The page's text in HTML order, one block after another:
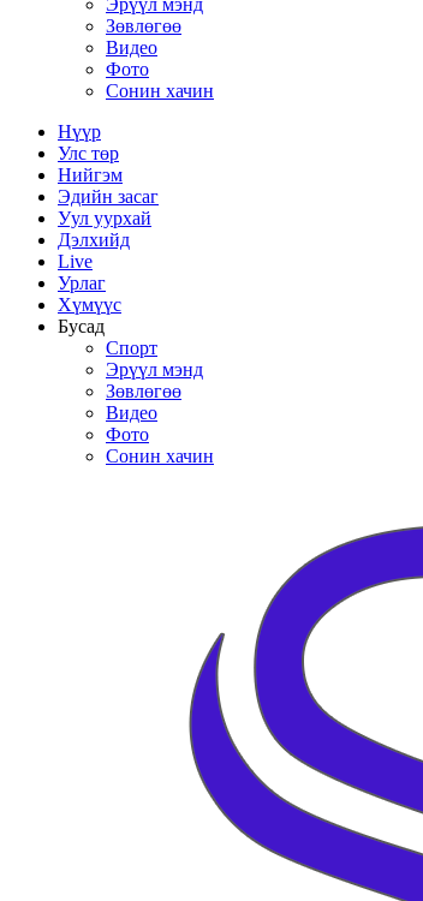
Эрүүл мэнд
Зөвлөгөө
Видео
Фото
Сонин хачин
Нүүр
Улс төр
Нийгэм
Эдийн засаг
Уул уурхай
Дэлхийд
Live
Урлаг
Хүмүүс
Бусад
Спорт
Эрүүл мэнд
Зөвлөгөө
Видео
Фото
Сонин хачин